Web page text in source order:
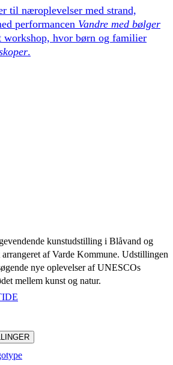
til næroplevelser med strand,
performancen Vandre med bølger
workshop, hvor børn og familier
.
kunstudstilling i Blåvand og
af Varde Kommune. Udstillingen
nye oplevelser af UNESCOs
mellem kunst og natur.